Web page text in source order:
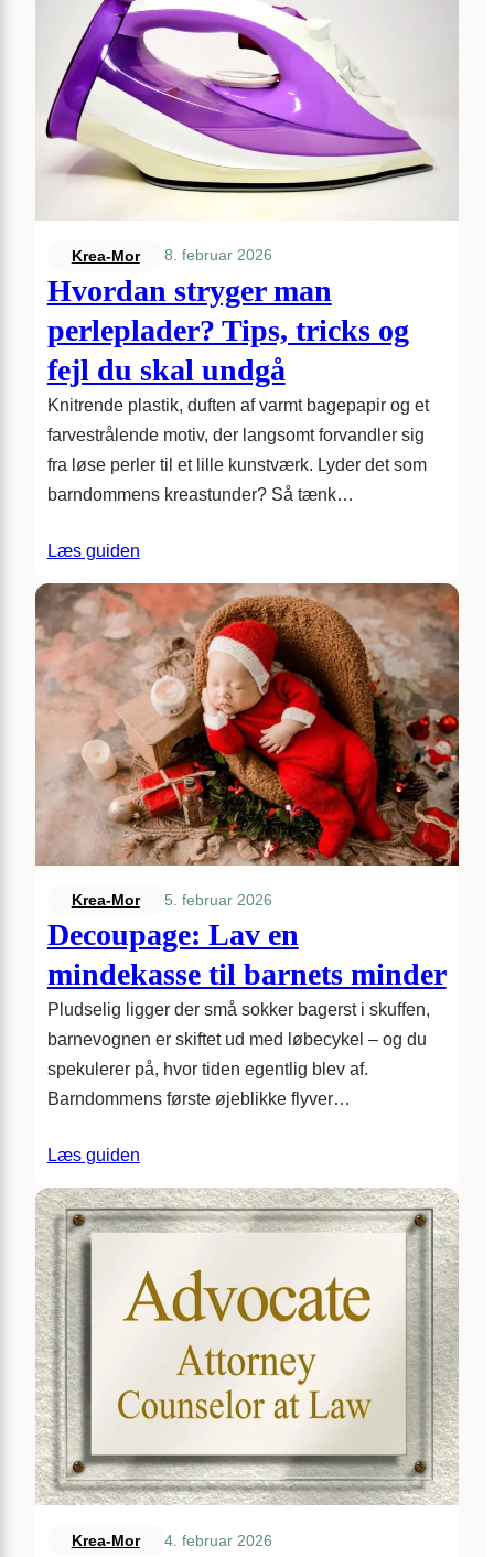
Krea-Mor 8. februar 2026
Hvordan stryger man
perleplader? Tips, tricks og
fejl du skal undgå
Knitrende plastik, duften af varmt bagepapir og et
farvestrålende motiv, der langsomt forvandler sig
fra løse perler til et lille kunstværk. Lyder det som
barndommens kreastunder? Så tænk…
Læs guiden
Krea-Mor 5. februar 2026
Decoupage: Lav en
mindekasse til barnets minder
Pludselig ligger der små sokker bagerst i skuffen,
barnevognen er skiftet ud med løbecykel – og du
spekulerer på, hvor tiden egentlig blev af.
Barndommens første øjeblikke flyver…
Læs guiden
Krea-Mor 4. februar 2026